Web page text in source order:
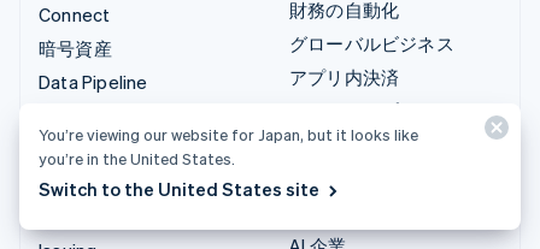
Connect
暗号資産
Data Pipeline
Financial Connections
Identity
財務の自動化
グローバルビジネス
アプリ内決済
マーケットプレイス
資金管理
プラットフォーム
You’re viewing our website for Japan, but it looks like
you’re in the United States.
Switch to the United States site